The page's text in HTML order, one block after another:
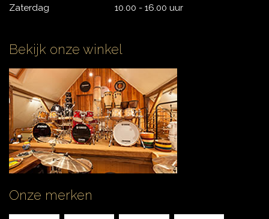
ACCESSOIRES
ONLINE SALE
DRUMSCHOOL
CONTACT
Zaterdag
10.00 - 16.00 uur
Bekijk onze winkel
Onze merken